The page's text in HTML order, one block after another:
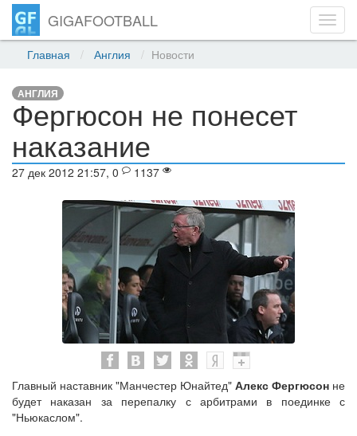
GIGAFOOTBALL
Главная Англия Новости
АНГЛИЯ
Фергюсон не понесет
наказание
27 дек 2012 21:57, 0 1137
Главный наставник "Манчестер Юнайтед" Алекс Фергюсон не
будет наказан за перепалку с арбитрами в поединке с
"Ньюкаслом".